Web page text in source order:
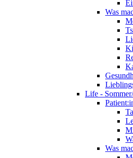
Was
Life -
Was